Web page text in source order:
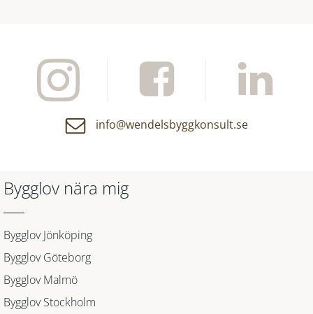
info@wendelsbyggkonsult.se
Bygglov nära mig
Bygglov Jönköping
Bygglov Göteborg
Bygglov Malmö
Bygglov Stockholm